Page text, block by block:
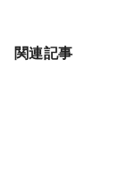
関連記事